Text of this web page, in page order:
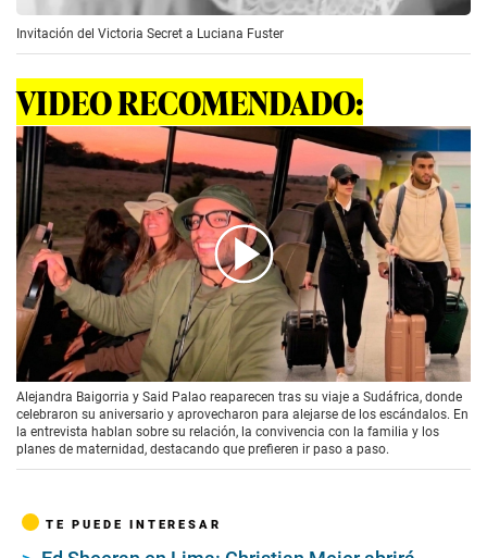
Invitación del Victoria Secret a Luciana Fuster
VIDEO RECOMENDADO:
00:00 /01:31
Alejandra Baigorria y Said Palao reaparecen tras su viaje a Sudáfrica, donde
celebraron su aniversario y aprovecharon para alejarse de los escándalos. En
la entrevista hablan sobre su relación, la convivencia con la familia y los
planes de maternidad, destacando que prefieren ir paso a paso.
TE PUEDE INTERESAR